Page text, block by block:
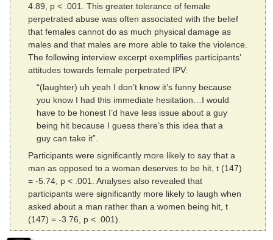
4.89, p < .001. This greater tolerance of female
perpetrated abuse was often associated with the belief
that females cannot do as much physical damage as
males and that males are more able to take the violence.
The following interview excerpt exemplifies participants’
attitudes towards female perpetrated IPV:
“(laughter) uh yeah I don’t know it’s funny because
you know I had this immediate hesitation…I would
have to be honest I’d have less issue about a guy
being hit because I guess there’s this idea that a
guy can take it”.
Participants were significantly more likely to say that a
man as opposed to a woman deserves to be hit, t (147)
= -5.74, p < .001. Analyses also revealed that
participants were significantly more likely to laugh when
asked about a man rather than a women being hit, t
(147) = -3.76, p < .001).